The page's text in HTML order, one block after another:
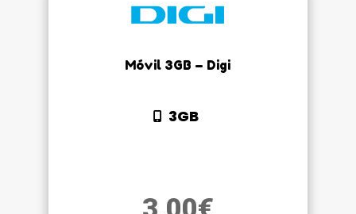
Móvil 3GB – Digi
3GB